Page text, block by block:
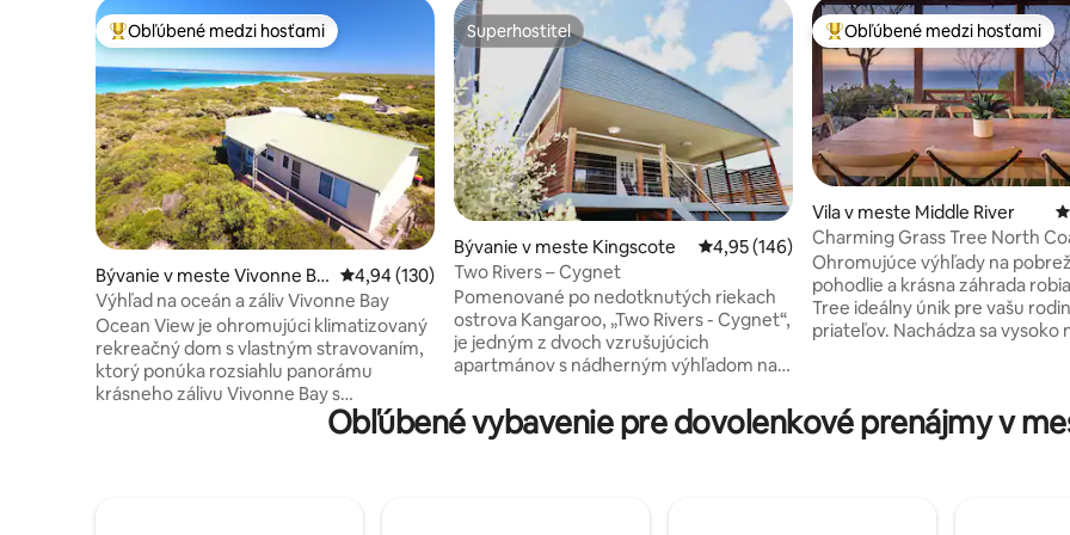
Najobľúbenejšie medzi hosťami
Obľúbené medzi hosťami
Bývanie v meste Vivonne Ba
y
Priemerné ohodnotenie 4,94 z 5, počet hodnotení: 130
4,94 (130)
Výhľad na oceán a záliv Vivonne Bay
Ocean View je ohromujúci klimatizovaný
rekreačný dom s vlastným stravovaním,
ktorý ponúka rozsiahlu panorámu
krásneho zálivu Vivonne Bay s
uznávanou plážou vzdialenou len pár
minút chôdze. Výzdoba je moderná so
Superhostiteľ
Superhostiteľ
Bývanie v meste Kingscote Priemerné ohodnotenie 4,95 z 5, počet
4,95 (146)
Two Rivers – Cygnet
Pomenované po nedotknutých riekach
ostrova Kangaroo, „Two Rivers - Cygnet“,
je jedným z dvoch vzrušujúcich
apartmánov s nádherným výhľadom na
modernou eleganciou, plyšovou
posteľnou bielizňou a luxusnou
Najobľúbenejšie medzi hosťami
Obľúbené medzi hosťami
Vila v meste Middle River
Charming Grass Tree North
výhľad na more a oblohu
Ohromujúce výhľady na
pohodlie a krásna záhrada
Tree ideálny únik pre vašu
priateľov. Nachádza sa vysoko
priestorov na stolovanie vo
vonku, alebo relax pri
Obľúbené vybavenie pre dovolenkové prenájmy v